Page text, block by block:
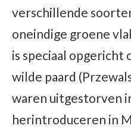
verschillende
oneindige groene
is speciaal opgericht
wilde paard
waren uitgestorven
herintroduceren in